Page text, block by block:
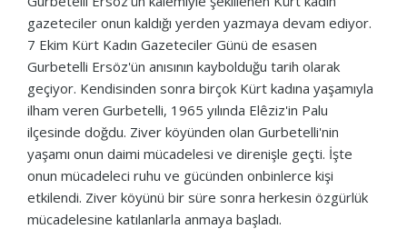
gazeteciler onun kaldığı yerden yazmaya devam ediyor.
7 Ekim Kürt Kadın Gazeteciler Günü de esasen
Gurbetelli Ersöz'ün anısının kaybolduğu tarih olarak
geçiyor. Kendisinden sonra birçok Kürt kadına yaşamıyla
ilham veren Gurbetelli, 1965 yılında Elêziz'in Palu
ilçesinde doğdu. Ziver köyünden olan Gurbetelli'nin
yaşamı onun daimi mücadelesi ve direnişle geçti. İşte
onun mücadeleci ruhu ve gücünden onbinlerce kişi
etkilendi. Ziver köyünü bir süre sonra herkesin özgürlük
mücadelesine katılanlarla anmaya başladı.